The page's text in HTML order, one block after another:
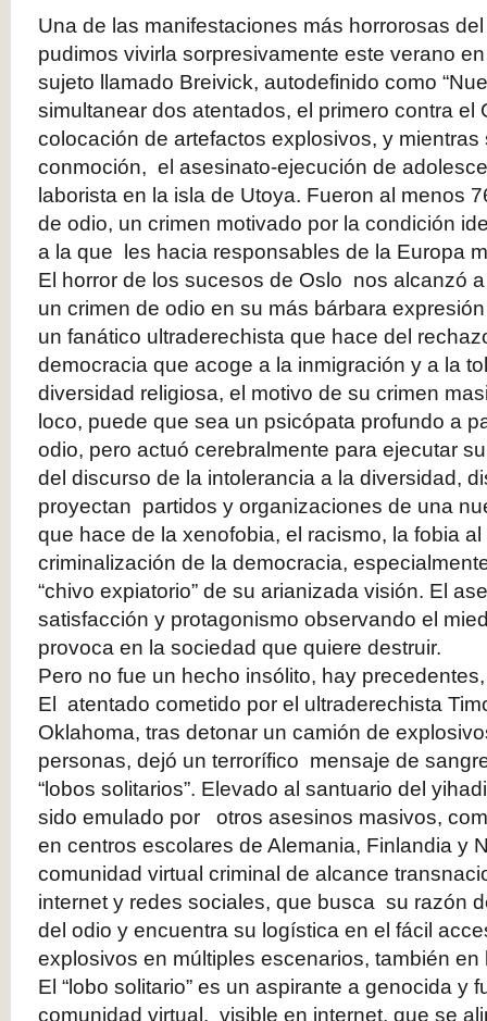
Una de las manifestaciones más horrorosas
pudimos vivirla sorpresivamente este verano
sujeto llamado Breivick, autodefinido como
simultanear dos atentados, el primero contra el
colocación de artefactos explosivos, y
conmoción, el asesinato-ejecución de
laborista en la isla de Utoya. Fueron al menos
de odio, un crimen motivado por la condición
a la que les hacia responsables de la Europa
El horror de los sucesos de Oslo nos alcanzó
un crimen de odio en su más bárbara
un fanático ultraderechista que hace del
democracia que acoge a la inmigración y a la
diversidad religiosa, el motivo de su crimen
loco, puede que sea un psicópata profundo a
odio, pero actuó cerebralmente para ejecutar
del discurso de la intolerancia a la diversidad,
proyectan partidos y organizaciones de una
que hace de la xenofobia, el racismo, la fobia al
criminalización de la democracia,
“chivo expiatorio” de su arianizada visión. El
satisfacción y protagonismo observando el
provoca en la sociedad que quiere destruir.
Pero no fue un hecho insólito, hay
El atentado cometido por el ultraderechista
Oklahoma, tras detonar un camión de
personas, dejó un terrorífico mensaje de
“lobos solitarios”. Elevado al santuario del
sido emulado por otros asesinos masivos,
en centros escolares de Alemania, Finlandia y
comunidad virtual criminal de alcance
internet y redes sociales, que busca su razón
del odio y encuentra su logística en el fácil
explosivos en múltiples escenarios, también en
El “lobo solitario” es un aspirante a genocida y
comunidad virtual, visible en internet, que se